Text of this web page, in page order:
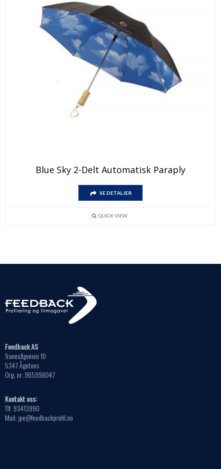
Blue Sky 2-Delt Automatisk Paraply
SE DETALJER
QUICK VIEW
Feedback AS
Tranevågveien 10
5347 Ågotnes
Org. nr: 965998047
Kontakt oss:
Tlf: 93413990
Mail: jpe@feedbackprofil.no